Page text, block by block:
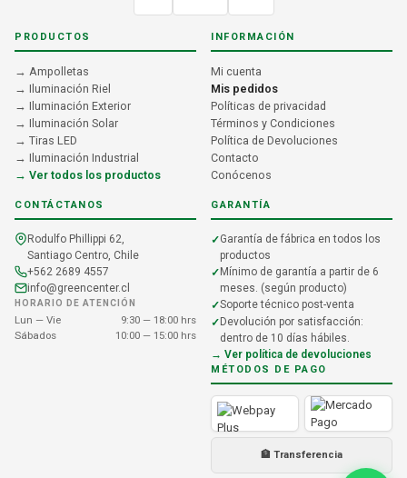
PRODUCTOS
→ Ampolletas
→ Iluminación Riel
→ Iluminación Exterior
→ Iluminación Solar
→ Tiras LED
→ Iluminación Industrial
→ Ver todos los productos
INFORMACIÓN
Mi cuenta
Mis pedidos
Políticas de privacidad
Términos y Condiciones
Política de Devoluciones
Contacto
Conócenos
CONTÁCTANOS
Rodulfo Phillippi 62,
Santiago Centro, Chile
+562 2689 4557
info@greencenter.cl
HORARIO DE ATENCIÓN
Lun — Vie
9:30 — 18:00 hrs
Sábados
10:00 — 15:00 hrs
GARANTÍA
Garantía de fábrica en todos los
productos
Mínimo de garantía a partir de 6
meses. (según producto)
Soporte técnico post-venta
Devolución por satisfacción:
dentro de 10 días hábiles.
→ Ver política de devoluciones
MÉTODOS DE PAGO
🏦 Transferencia